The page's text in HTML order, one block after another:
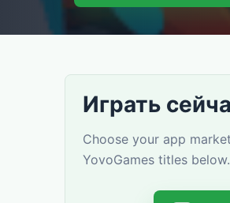
Играть
Choose your app
YovoGames titles below.